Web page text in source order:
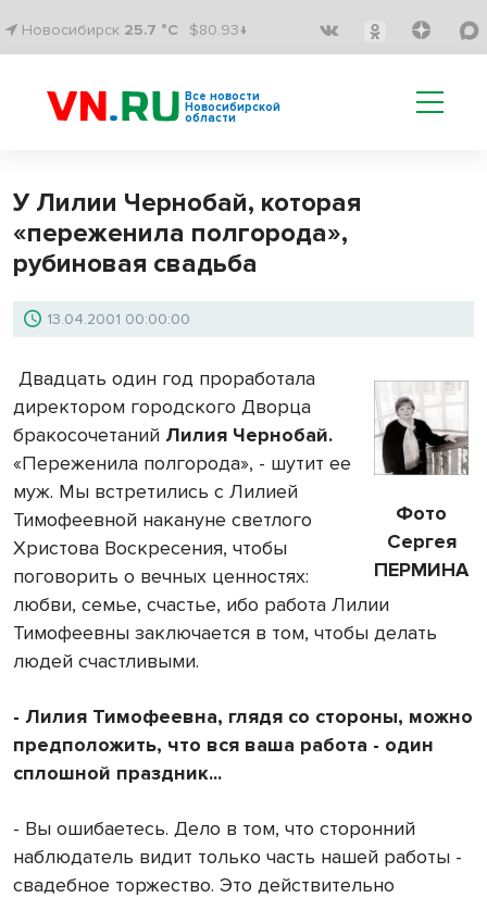
Новосибирск 25.7 °C $80.93↓
Все новости
Новосибирской
области
У Лилии Чернобай, которая
«переженила полгорода»,
рубиновая свадьба
13.04.2001 00:00:00
Фото
Сергея
ПЕРМИНА
Двадцать один год проработала
директором городского Дворца
бракосочетаний Лилия Чернобай.
«Переженила полгорода», - шутит ее
муж. Мы встретились с Лилией
Тимофеевной накануне светлого
Христова Воскресения, чтобы
поговорить о вечных ценностях:
любви, семье, счастье, ибо работа Лилии
Тимофеевны заключается в том, чтобы делать
людей счастливыми.
- Лилия Тимофеевна, глядя со стороны, можно
предположить, что вся ваша работа - один
сплошной праздник...
- Вы ошибаетесь. Дело в том, что сторонний
наблюдатель видит только часть нашей работы -
свадебное торжество. Это действительно